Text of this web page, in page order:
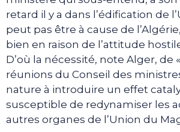
retard il y a dans l’édification de
peut pas être à cause de
bien en raison de l’attitude
D’où la nécessité, note Alger, de
réunions du Conseil des
nature à introduire un effet
susceptible de redynamiser les
autres organes de l’Union du